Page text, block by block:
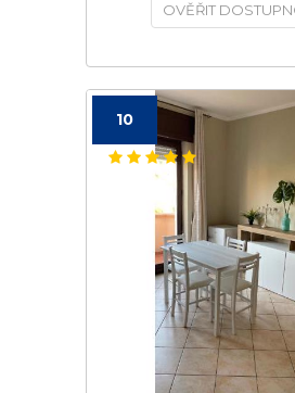
OVĚŘIT
10